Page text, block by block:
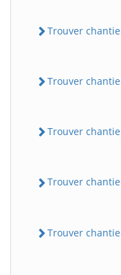
Trouver
Trouver
Trouver
Trouver
Trouver